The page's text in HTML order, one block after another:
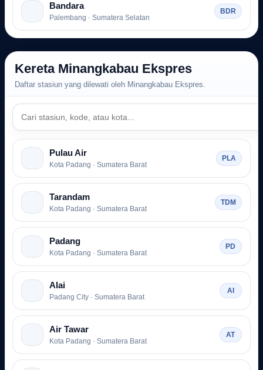
Bandara
Palembang · Sumatera Selatan
BDR
Kereta Minangkabau Ekspres
Daftar stasiun yang dilewati oleh Minangkabau Ekspres.
Pulau Air
Kota Padang · Sumatera Barat
PLA
Tarandam
Kota Padang · Sumatera Barat
TDM
Padang
Kota Padang · Sumatera Barat
PD
Alai
Padang City · Sumatera Barat
AI
Air Tawar
Kota Padang · Sumatera Barat
AT